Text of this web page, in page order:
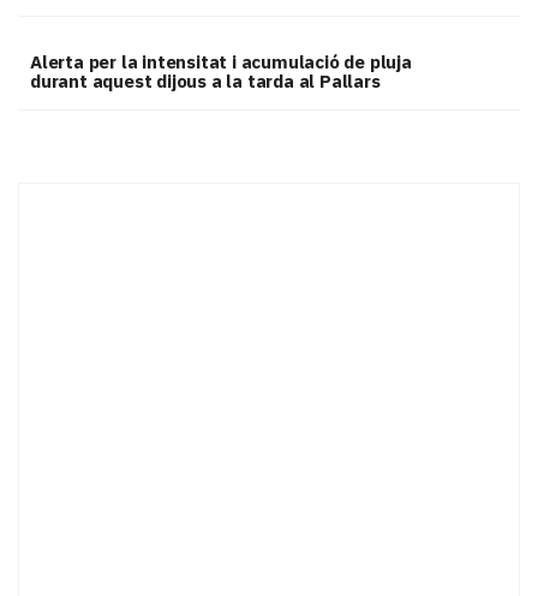
Alerta per la intensitat i acumulació de pluja
durant aquest dijous a la tarda al Pallars